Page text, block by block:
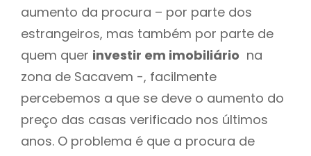
aumento da procura – por parte dos
estrangeiros, mas também por parte de
quem quer investir em imobiliário na
zona de Sacavem -, facilmente
percebemos a que se deve o aumento do
preço das casas verificado nos últimos
anos. O problema é que a procura de